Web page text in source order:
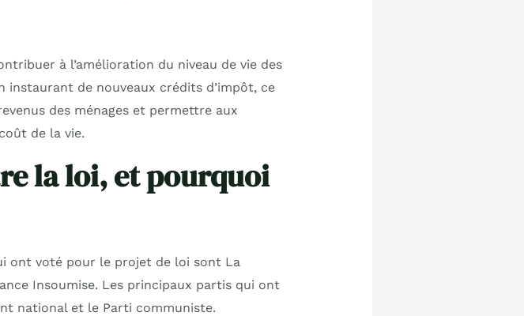
à l’amélioration du niveau de vie des
instaurant de nouveaux crédits d’impôt, ce
des ménages et permettre aux
de la vie.
la loi, et pourquoi
ont voté pour le projet de loi sont La
Insoumise. Les principaux partis qui ont
national et le Parti communiste.